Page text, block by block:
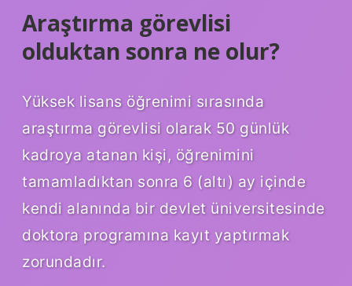
Araştırma görevlisi
olduktan sonra ne olur?
Yüksek lisans öğrenimi sırasında
araştırma görevlisi olarak 50 günlük
kadroya atanan kişi, öğrenimini
tamamladıktan sonra 6 (altı) ay içinde
kendi alanında bir devlet üniversitesinde
doktora programına kayıt yaptırmak
zorundadır.